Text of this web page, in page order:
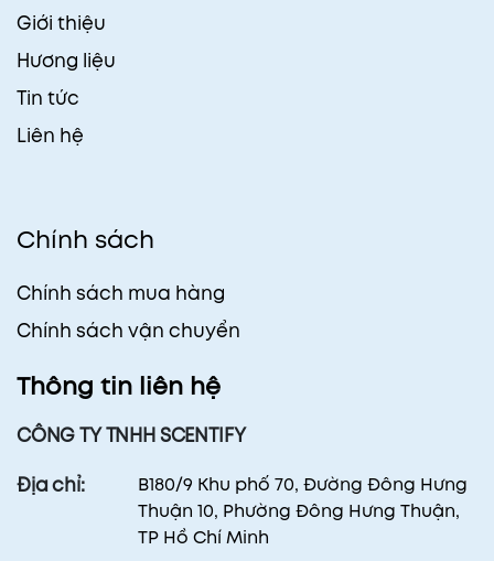
Giới thiệu
Hương liệu
Tin tức
Liên hệ
Chính sách
Chính sách mua hàng
Chính sách vận chuyển
Thông tin liên hệ
CÔNG TY TNHH SCENTIFY
Địa chỉ:
B180/9 Khu phố 70, Đường Đông Hưng
Thuận 10, Phường Đông Hưng Thuận,
TP Hồ Chí Minh